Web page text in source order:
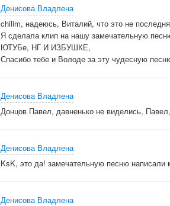
Денисова Владлена
chilim, надеюсь, Виталий, что это не
Я сделала клип на нашу замечательную
ЮТУБе, НГ И ИЗБУШКЕ,
Спасибо тебе и Володе за эту чудесную
Денисова Владлена
Донцов Павел, давненько не виделись,
Денисова Владлена
KsK, это да! замечательную песню написали
Денисова Владлена